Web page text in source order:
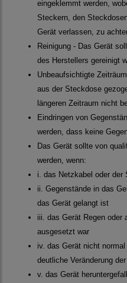
eingeklemmt werden,
Steckern, den
Gerät verlassen, zu
Reinigung - Das Gerät
des Herstellers gereinigt
Unbeaufsichtigte
aus der Steckdose
längeren Zeitraum nicht
Eindringen von
werden, dass keine
Das Gerät sollte von
werden, wenn:
i. das Netzkabel oder der
ii. Gegenstände in das
das Gerät gelangt ist
iii. das Gerät Regen oder
ausgesetzt war
iv. das Gerät nicht
deutliche Veränderung
v. das Gerät